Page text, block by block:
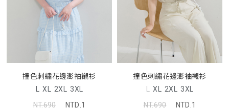
撞色刺繡花邊澎袖襯衫
L XL 2XL 3XL
NT.690
NTD.1
撞色刺繡花邊澎袖襯衫
L XL 2XL 3XL
NT.690
NTD.1